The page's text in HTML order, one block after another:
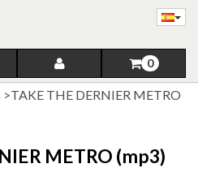
0
>TAKE THE DERNIER METRO
METRO (mp3)